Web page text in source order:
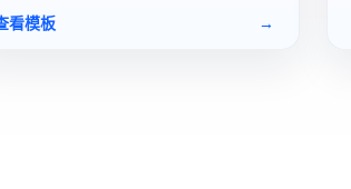
体化台账与统计能力，帮助企业持续提升
全环保治理水平。
看模板 →